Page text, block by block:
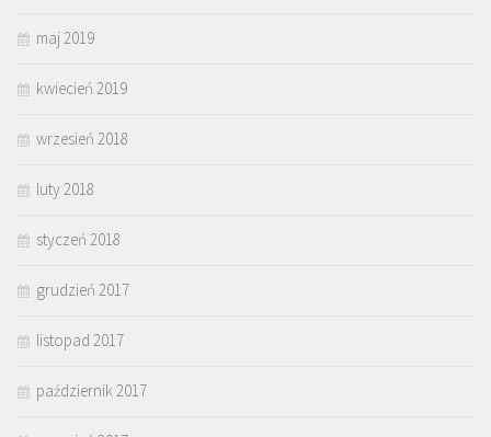
maj 2019
kwiecień 2019
wrzesień 2018
luty 2018
styczeń 2018
grudzień 2017
listopad 2017
październik 2017